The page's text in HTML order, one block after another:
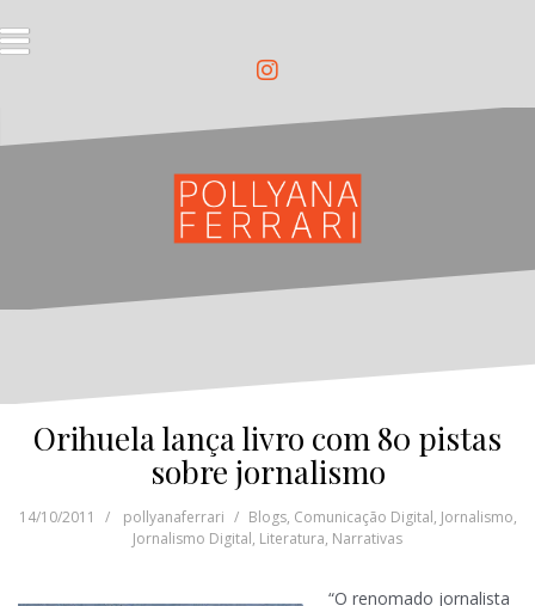
para
o
Orihuela lança livro com 80 pistas
sobre jornalismo
14/10/2011 pollyanaferrari Blogs, Comunicação Digital, Jornalismo,
Jornalismo Digital, Literatura, Narrativas
“O renomado jornalista